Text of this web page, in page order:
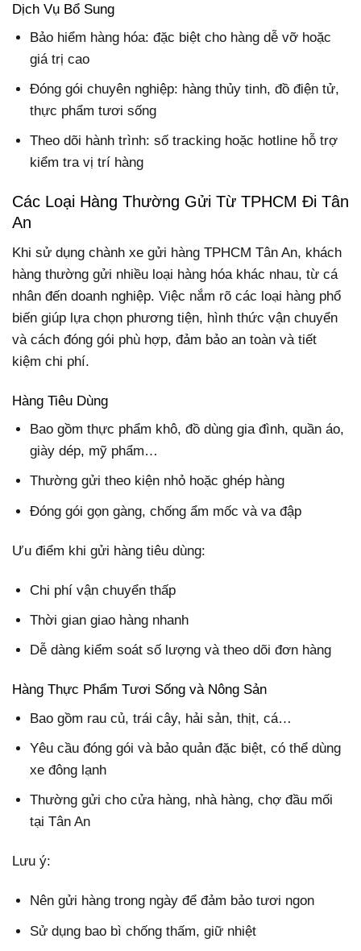
Dịch Vụ Bổ Sung
Bảo hiểm hàng hóa: đặc biệt cho hàng dễ vỡ hoặc
giá trị cao
Đóng gói chuyên nghiệp: hàng thủy tinh, đồ điện tử,
thực phẩm tươi sống
Theo dõi hành trình: số tracking hoặc hotline hỗ trợ
kiểm tra vị trí hàng
Các Loại Hàng Thường Gửi Từ TPHCM Đi Tân
An
Khi sử dụng chành xe gửi hàng TPHCM Tân An, khách
hàng thường gửi nhiều loại hàng hóa khác nhau, từ cá
nhân đến doanh nghiệp. Việc nắm rõ các loại hàng phổ
biến giúp lựa chọn phương tiện, hình thức vận chuyển
và cách đóng gói phù hợp, đảm bảo an toàn và tiết
kiệm chi phí.
Hàng Tiêu Dùng
Bao gồm thực phẩm khô, đồ dùng gia đình, quần áo,
giày dép, mỹ phẩm…
Thường gửi theo kiện nhỏ hoặc ghép hàng
Đóng gói gọn gàng, chống ẩm mốc và va đập
Ưu điểm khi gửi hàng tiêu dùng:
Chi phí vận chuyển thấp
Thời gian giao hàng nhanh
Dễ dàng kiểm soát số lượng và theo dõi đơn hàng
Hàng Thực Phẩm Tươi Sống và Nông Sản
Bao gồm rau củ, trái cây, hải sản, thịt, cá…
Yêu cầu đóng gói và bảo quản đặc biệt, có thể dùng
xe đông lạnh
Thường gửi cho cửa hàng, nhà hàng, chợ đầu mối
tại Tân An
Lưu ý:
Nên gửi hàng trong ngày để đảm bảo tươi ngon
Sử dụng bao bì chống thấm, giữ nhiệt